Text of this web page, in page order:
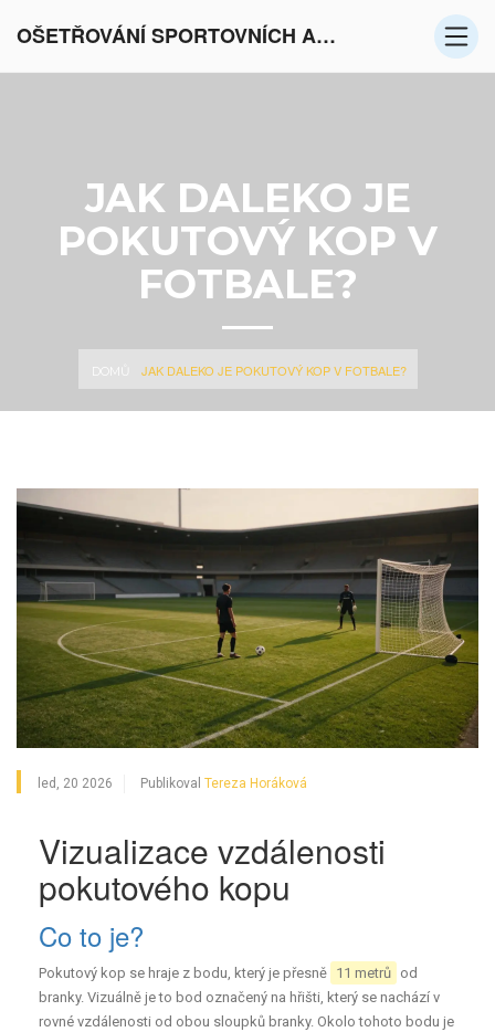
OŠETŘOVÁNÍ SPORTOVNÍCH AKTIVIT V EVROPĚ
JAK DALEKO JE
POKUTOVÝ KOP V
FOTBALE?
DOMŮ JAK DALEKO JE POKUTOVÝ KOP V FOTBALE?
led, 20 2026 Publikoval Tereza Horáková
Vizualizace vzdálenosti
pokutového kopu
Co to je?
Pokutový kop se hraje z bodu, který je přesně 11 metrů od
branky. Vizuálně je to bod označený na hřišti, který se nachází v
rovné vzdálenosti od obou sloupků branky. Okolo tohoto bodu je